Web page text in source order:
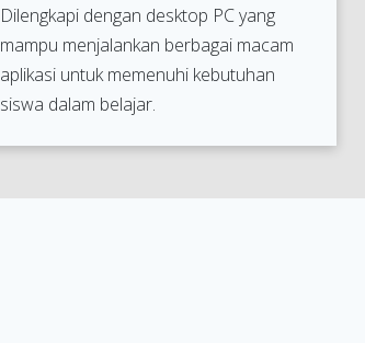
Dilengkapi dengan desktop PC yang
mampu menjalankan berbagai macam
aplikasi untuk memenuhi kebutuhan
siswa dalam belajar.